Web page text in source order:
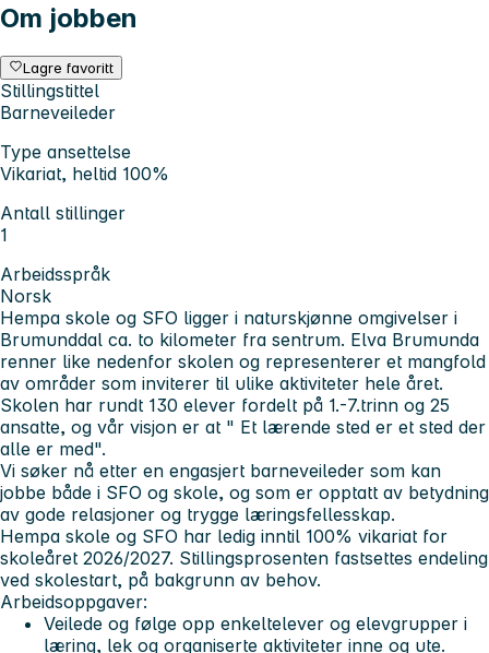
Om jobben
Lagre favoritt
Stillingstittel
Barneveileder
Type ansettelse
Vikariat, heltid 100%
Antall stillinger
1
Arbeidsspråk
Norsk
Hempa skole og SFO ligger i naturskjønne omgivelser i
Brumunddal ca. to kilometer fra sentrum. Elva Brumunda
renner like nedenfor skolen og representerer et mangfold
av områder som inviterer til ulike aktiviteter hele året.
Skolen har rundt 130 elever fordelt på 1.-7.trinn og 25
ansatte, og vår visjon er at " Et lærende sted er et sted der
alle er med".
Vi søker nå etter en engasjert barneveileder som kan
jobbe både i SFO og skole, og som er opptatt av betydning
av gode relasjoner og trygge læringsfellesskap.
Hempa skole og SFO har ledig inntil 100% vikariat for
skoleåret 2026/2027. Stillingsprosenten fastsettes endeling
ved skolestart, på bakgrunn av behov.
Arbeidsoppgaver:
Veilede og følge opp enkeltelever og elevgrupper i
læring, lek og organiserte aktiviteter inne og ute.